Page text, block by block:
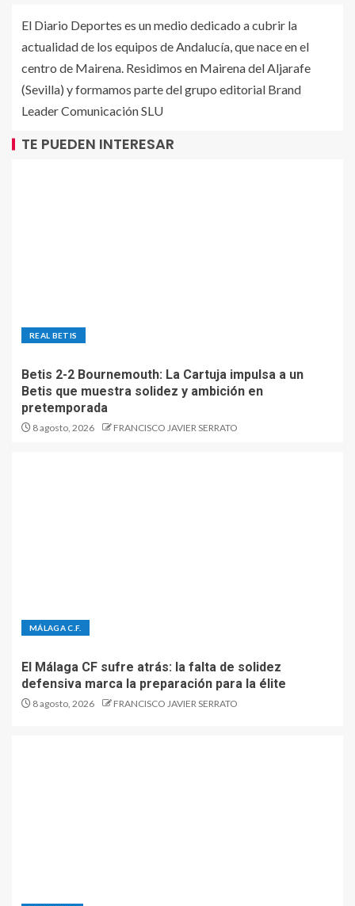
El Diario Deportes es un medio dedicado a cubrir la
actualidad de los equipos de Andalucía, que nace en el
centro de Mairena. Residimos en Mairena del Aljarafe
(Sevilla) y formamos parte del grupo editorial Brand
Leader Comunicación SLU
TE PUEDEN INTERESAR
REAL BETIS
Betis 2-2 Bournemouth: La Cartuja impulsa a un
Betis que muestra solidez y ambición en
pretemporada
8 agosto, 2026 FRANCISCO JAVIER SERRATO
MÁLAGA C.F.
El Málaga CF sufre atrás: la falta de solidez
defensiva marca la preparación para la élite
8 agosto, 2026 FRANCISCO JAVIER SERRATO